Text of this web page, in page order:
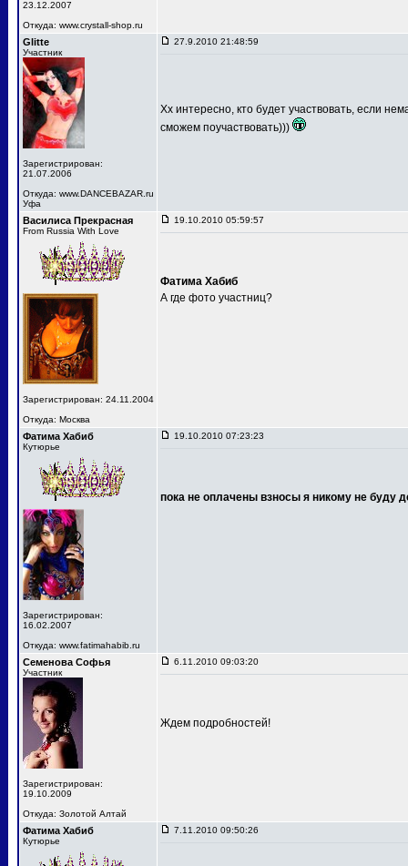
23.12.2007
Откуда: www.crystall-shop.ru
Glitte
Участник
Зарегистрирован:
21.07.2006
Откуда: www.DANCEBAZAR.ru
Уфа
27.9.2010 21:48:59
Хх интересно, кто будет участвовать, если
сможем поучаствовать)))
Василиса Прекрасная
From Russia With Love
Зарегистрирован: 24.11.2004
Откуда: Москва
19.10.2010 05:59:57
Фатима Хабиб
А где фото участниц?
Фатима Хабиб
Кутюрье
Зарегистрирован:
16.02.2007
Откуда: www.fatimahabib.ru
19.10.2010 07:23:23
пока не оплачены взносы я никому не буду
Семенова Софья
Участник
Зарегистрирован:
19.10.2009
Откуда: Золотой Алтай
6.11.2010 09:03:20
Ждем подробностей!
Фатима Хабиб
Кутюрье
7.11.2010 09:50:26